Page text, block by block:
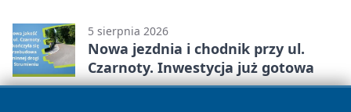
5 sierpnia 2026
Nowa jezdnia i chodnik przy ul.
Czarnoty. Inwestycja już gotowa